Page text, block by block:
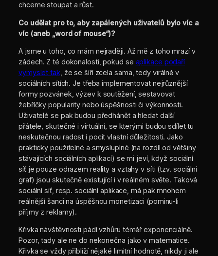
chceme stoupat a růst.
Co udělat pro to, aby zapálených uživatelů bylo víc a
víc (aneb „word of mouse“)?
A jsme u toho, co mám nejraději. Až mě z toho mrazí v
zádech. Z té dokonalosti, pokud se aplikace podaří
vymyslet tak , že se šíří zcela sama, tedy virálně v
sociálních sítích. Je třeba implementovat nejrůznější
formy pozvánek, výzev k soutěžení, sestavovat
žebříčky popularity nebo úspěšnosti či výkonnosti.
Uživatelé se pak budou předhánět a hledat další
přátele, skutečné i virtuální, se kterými budou sdílet tu
neskutečnou radost i pocit vlastní důležitosti. Jako
prakticky použitelné a smysluplné (na rozdíl od většiny
stávajících sociálních aplikací) se mi jeví, když sociální
síť je pouze odrazem reality a vztahy v síti (tzv. sociální
graf) jsou skutečně existující i v reálném světe. Taková
sociální síť, resp. sociální aplikace, má pak mnohem
reálnější šanci na úspěšnou monetizaci (pominu-li
příjmy z reklamy).
Křivka návštěvnosti pádí vzhůru téměř exponenciálně.
Pozor, tady ale ne do nekonečna jako v matematice.
Křivka se vždy přiblíží nějaké limitní hodnotě, nikdy ji ale